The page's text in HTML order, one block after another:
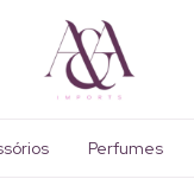
Perfumes